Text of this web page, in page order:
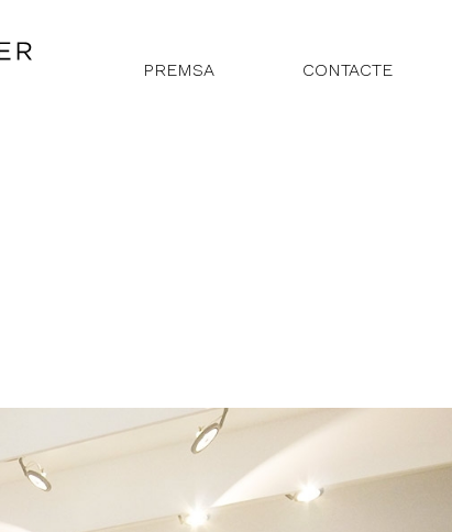
CONTACTE
PREMSA